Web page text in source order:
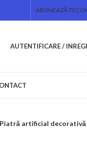
ABONEAZĂ-TE
AUTENTIFICARE /
Piatră artificial